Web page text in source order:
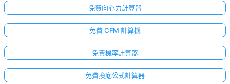
免費向心力計算器
免費 CFM 計算機
免費機率計算器
免費換底公式計算器